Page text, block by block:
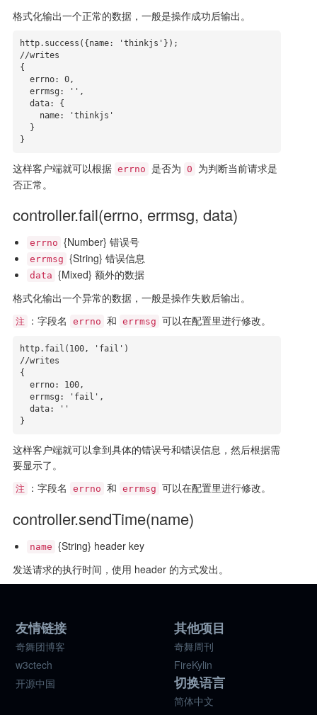
格式化输出一个正常的数据，一般是操作成功后输出。
http.success({name: 'thinkjs'});
//writes
{
}
这样客户端就可以根据 errno 是否为 0
为判断当前请求是
否正常。
controller.fail(errno, errmsg, data)
errno {Number} 错误号
errmsg {String} 错误信息
data {Mixed} 额外的数据
格式化输出一个异常的数据，一般是操作失败后输出。
注 ：字段名 errno 和 errmsg 可以在配置里进行修改。
http.fail(100, 'fail')
//writes
{
}
这样客户端就可以拿到具体的错误号和错误信息，然后根据需
要显示了。
注 ：字段名 errno 和 errmsg 可以在配置里进行修改。
controller.sendTime(name)
name {String} header key
发送请求的执行时间，使用 header 的方式发出。
友情链接
奇舞团博客
w3ctech
开源中国
其他项目
奇舞周刊
FireKylin
切换语言
简体中文